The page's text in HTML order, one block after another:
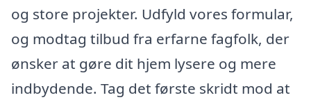
og store projekter. Udfyld vores formular,
og modtag tilbud fra erfarne fagfolk, der
ønsker at gøre dit hjem lysere og mere
indbydende. Tag det første skridt mod at